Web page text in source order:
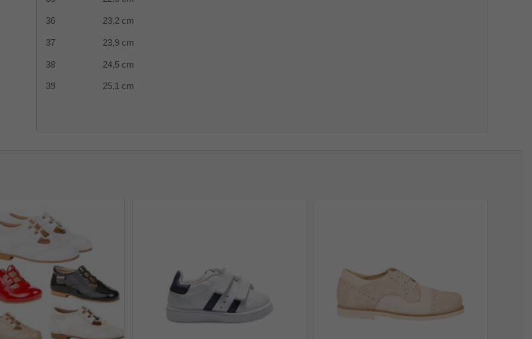
36 23,2 cm
37 23,9 cm
38 24,5 cm
39 25,1 cm